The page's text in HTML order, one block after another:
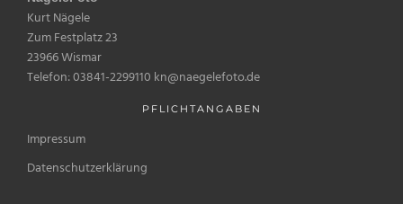
Kurt Nägele
Zum Festplatz 23
23966 Wismar
Telefon: 03841-2299110 kn@naegelefoto.de
PFLICHTANGABEN
Impressum
Datenschutzerklärung